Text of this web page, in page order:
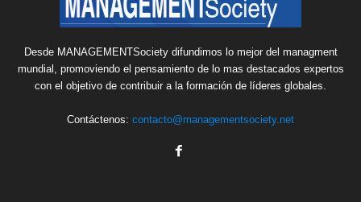
Desde MANAGEMENTSociety difundimos lo mejor del managment
mundial, promoviendo el pensamiento de lo mas destacados expertos
con el objetivo de contribuir a la formación de líderes globales.
Contáctenos: contacto@managementsociety.net